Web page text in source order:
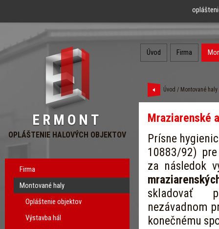
ERMONT
OPLÁŠTENIE HALOVÝCH OBJEKTOV
Firma
Montované haly
Opláštenie objektov
Výstavba hál
Úvod Firma
Úvod / Montované haly
Mraziarenské
Prísne
10883/92)
za následok
skladovať
nezávadnom
konečnému